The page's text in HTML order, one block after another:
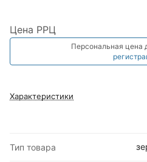
Цена РРЦ
Персональная цена
Характеристики
Тип товара